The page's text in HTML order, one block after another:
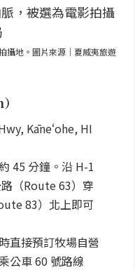
攝地。圖片來源｜夏威夷旅遊
Kāneʻohe, HI
45 分鐘。沿 H-1
（Route 63）穿
83）北上即可
直接預訂牧場自營
公車 60 號路線